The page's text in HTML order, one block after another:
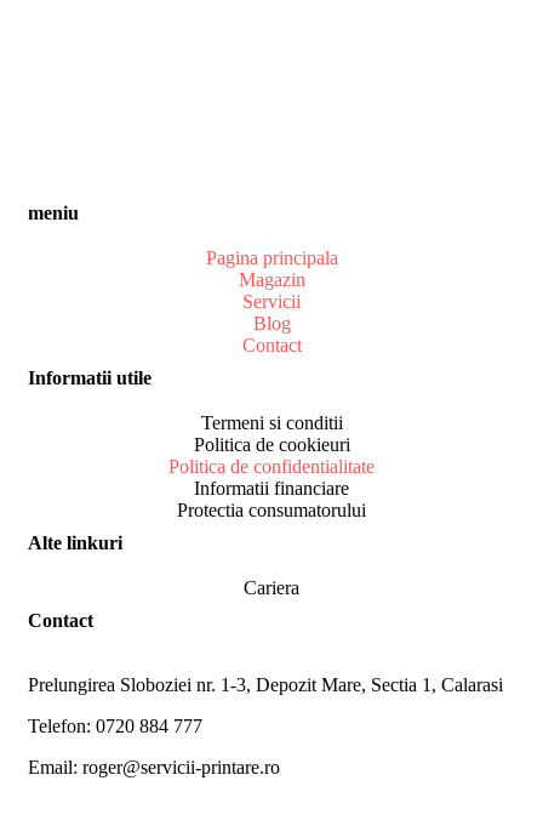
meniu
Pagina principala
Magazin
Servicii
Blog
Contact
Informatii utile
Termeni si conditii
Politica de cookieuri
Politica de confidentialitate
Informatii financiare
Protectia consumatorului
Alte linkuri
Cariera
Contact
Prelungirea Sloboziei nr. 1-3, Depozit Mare, Sectia 1, Calarasi
Telefon: 0720 884 777
Email: roger@servicii-printare.ro